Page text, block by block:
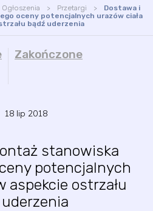
Ogłoszenia Przetargi
Dostawa i
oceny potencjalnych urazów ciała
bądź uderzenia
Zakończone
18 lip 2018
stanowiska
potencjalnych
aspekcie ostrzału